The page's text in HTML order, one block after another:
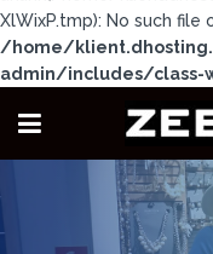
XlWixP.tmp): No such file
/home/
admin/includes/class-